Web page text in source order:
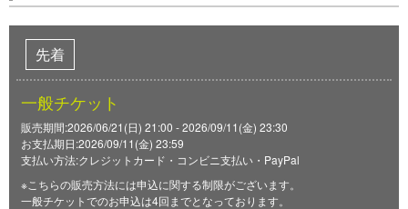
先着
一般チケット
販売期間:2026/06/21(日) 21:00 - 2026/09/11(金) 23:30
お支払期日:2026/09/11(金) 23:59
支払い方法:クレジットカード・コンビニ支払い・PayPal
※こちらの販売方法には申込に関する制限がございます。
一般チケットでのお申込は4回までとなっております。